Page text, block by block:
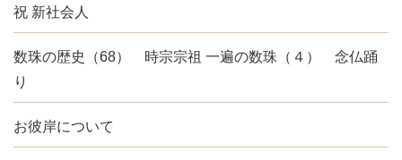
祝 新社会人
数珠の歴史（68） 時宗宗祖 一遍の数珠（４） 念仏踊
り
お彼岸について